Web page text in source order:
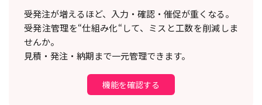
受発注が増えるほど、入力・確認・催促が重くなる。
受発注管理を“仕組み化“して、ミスと工数を削減しま
せんか。
見積・発注・納期まで一元管理できます。
機能を確認する